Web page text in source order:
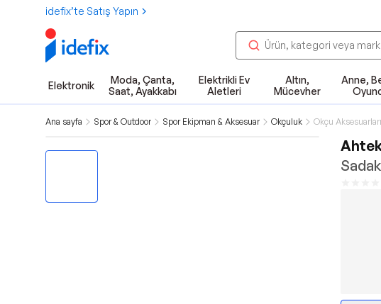
idefix’te Satış Yapın
Elektronik
Moda, Çanta,
Saat, Ayakkabı
Elektrikli Ev
Aletleri
Altın,
Mücevher
Anne,
Ana sayfa Spor & Outdoor Spor Ekipman & Aksesuar Okçuluk Okçu Aksesuarları
Sadak